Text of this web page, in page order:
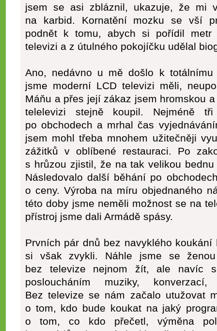
jsem se asi zbláznil, ukazuje, že mi
na karbid. Kornatění mozku se vší
podnět k tomu, abych si pořídil metr
televizi a z útulného pokojíčku udělal
Ano, nedávno u mě došlo k
jsme moderní LCD televizi měli,
Máňu a přes její zákaz jsem hromskou
telelevizi stejně koupil. Nejméně
po obchodech a mrhal čas
jsem mohl třeba mnohem užitečněji
zážitků v oblíbené restauraci. Po
s hrůzou zjistil, že na tak velikou
Následovalo další běhání po
o ceny. Výroba na míru objednaného
této doby jsme neměli možnost se na
přístroj jsme dali Armádě spásy.
Prvních pár dnů bez navyklého
si však zvykli. Náhle jsme se
bez televize nejnom žít, ale navíc
posloucháním muziky,
Bez televize se nám začalo utužovat
o tom, kdo bude koukat na jaký
o tom, co kdo přečetl, výměna